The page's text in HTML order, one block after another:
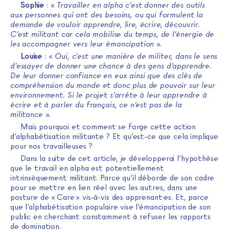
Sophie : « Travailler en alpha c’est donner des outils
aux personnes qui ont des besoins, ou qui formulent la
demande de vouloir apprendre, lire, écrire, découvrir.
C’est militant car cela mobilise du temps, de l’énergie de
les accompagner vers leur émancipation ».
Louise : « Oui, c’est une manière de militer, dans le sens
d’essayer de donner une chance à des gens d’apprendre.
De leur donner confiance en eux ainsi que des clés de
compréhension du monde et donc plus de pouvoir sur leur
environnement. Si le projet s’arrête à leur apprendre à
écrire et à parler du français, ce n’est pas de la
militance ».
Mais pourquoi et comment se forge cette action
d’alphabétisation militante ? Et qu’est-ce que cela implique
pour nos travailleuses ?
Dans la suite de cet article, je développerai l’hypothèse
que le travail en alpha est potentiellement
intrinsèquement militant. Parce qu’il déborde de son cadre
pour se mettre en lien réel avec les autres, dans une
posture de « Care » vis-à-vis des apprenant·es. Et, parce
que l’alphabétisation populaire vise l’émancipation de son
public en cherchant constamment à refuser les rapports
de domination.